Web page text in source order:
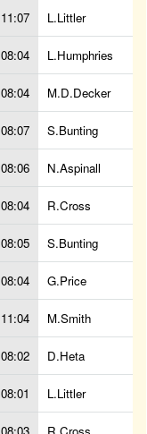
11:07 L.Littler
08:04 L.Humphries
08:04 M.D.Decker
08:07 S.Bunting
08:06 N.Aspinall
08:04 R.Cross
08:05 S.Bunting
08:04 G.Price
11:04 M.Smith
08:02 D.Heta
08:01 L.Littler